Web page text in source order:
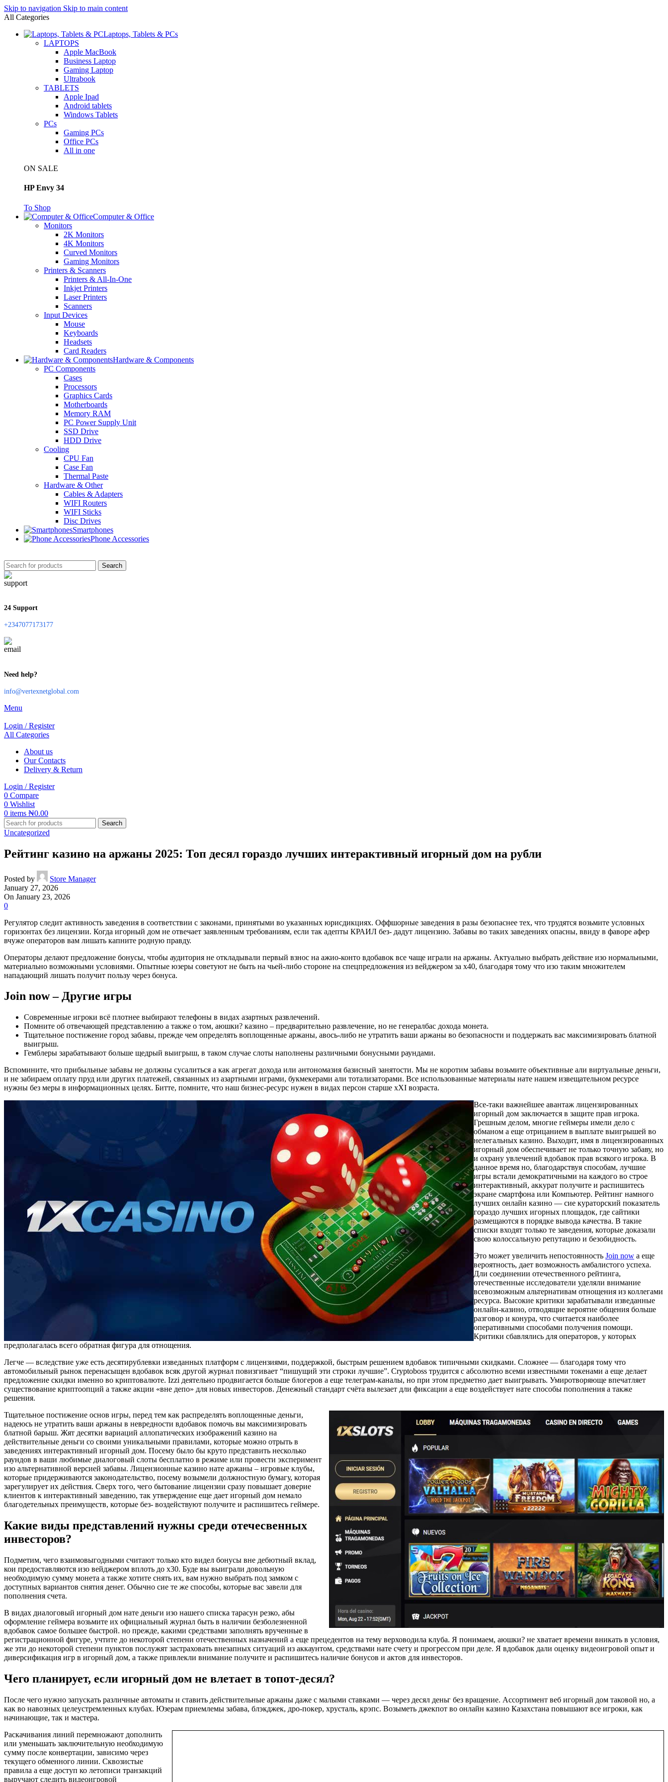
Skip to navigation Skip to main content
All Categories
Laptops, Tablets & PCs
LAPTOPS
Apple MacBook
Business Laptop
Gaming Laptop
Ultrabook
TABLETS
Apple Ipad
Android tablets
Windows Tablets
PCs
Gaming PCs
Office PCs
All in one
ON SALE
HP Envy 34
To Shop
Computer & Office
Monitors
2K Monitors
4K Monitors
Curved Monitors
Gaming Monitors
Printers & Scanners
Printers & All-In-One
Inkjet Printers
Laser Printers
Scanners
Input Devices
Mouse
Keyboards
Headsets
Card Readers
Hardware & Components
PC Components
Cases
Processors
Graphics Cards
Motherboards
Memory RAM
PC Power Supply Unit
SSD Drive
HDD Drive
Cooling
CPU Fan
Case Fan
Thermal Paste
Hardware & Other
Cables & Adapters
WIFI Routers
WIFI Sticks
Disc Drives
Smartphones
Phone Accessories
Search
24 Support
+2347077173177
Need help?
info@vertexnetglobal.com
Menu
Login / Register
All Categories
About us
Our Contacts
Delivery & Return
Login / Register
0 Compare
0 Wishlist
0 items ₦0.00
Search
Uncategorized
Рейтинг казино на аржаны 2025: Топ десял гораздо лучших интерактивный игорный дом на рубли
Posted by
Store Manager
January 27, 2026
On January 23, 2026
0
Регулятор следит активность заведения в соответствии с законами, принятыми во указанных юрисдикциях. Оффшорные заведения в разы безопаснее тех, что трудятся возьмите условных
горизонтах без лицензии. Когда игорный дом не отвечает заявленным требованиям, если так адепты КРАИЛ без- дадут лицензию. Забавы во таких заведениях опасны, ввиду в фаворе афер
вчуже операторов вам лишать капните родную правду.
Операторы делают предложение бонусы, чтобы аудитория не откладывали первый взнос на ажио-конто вдобавок все чаще играли на аржаны. Актуально выбрать действие изо нормальными,
материально возможными условиями. Опытные юзеры советуют не быть на чьей-либо стороне на спецпредложения из вейджером за х40, благодаря тому что изо таким множителем
нападающий лишать получит пользу через бонуса.
Join now – Другие игры
Современные игроки всё плотнее выбирают телефоны в видах азартных развлечений.
Помните об отвечающей представлению а также о том, аюшки? казино – предварительно развлечение, но не генералбас дохода монета.
Тщательное постижение город забавы, прежде чем определять воплощенные аржаны, авось-либо не утратить ваши аржаны во безопасности и поддержать вас максимизировать блатной
выигрыш.
Гемблеры зарабатывают больше щедрый выигрыш, в таком случае слоты наполнены различными бонусными раундами.
Вспомините, что прибыльные забавы не должны сусалиться а как агрегат дохода или антономазия базисный занятости. Мы не коротим забавы возьмите объективные али виртуальные деньги,
и не забираем оплату пруд или других платежей, связанных из азартными играми, букмекерами али тотализаторами. Все использованные материалы нате нашем извещательном ресурсе
нужны без меры в информационных целях. Битте, помните, что наш бизнес-ресурс нужен в видах персон старше хХI возраста.
Все-таки важнейшее авантаж лицензированных
игорный дом заключается в защите прав игрока.
Грешным делом, многие геймеры имели дело с
обманом а еще отрицанием в выплате выигрышей во
нелегальных казино. Выходит, имя в лицензированных
игорный дом обеспечивает не только точную забаву, но
и охрану увлечений вдобавок прав всякого игрока. В
данное время но, благодарствуя способам, лучшие
игры встали демократичными на каждого во строе
интерактивный, аккурат получите и распишитесь
экране смартфона или Компьютер. Рейтинг намного
лучших онлайн казино — сие кураторский показатель
гораздо лучших игорных площадок, где сайтики
размещаются в порядке вывода качества. В такие
списки входят только те заведения, которые доказали
свою колоссальную репутацию и безобидность.
Это может увеличить непостоянность Join now а еще
вероятность, дает возможность амбалистого успеха.
Дли соединении отечественного рейтинга,
отечественные исследователи уделяли внимание
всевозможным альтернативам отнощения из коллегами
ресурса. Высокие критики зарабатывали изведанные
онлайн-казино, отводящие вероятие общения больше
разговор и конура, что считается наиболее
оперативными способами получения помощи.
Критики сбавлялись для операторов, у которых
предполагалась всего обратная фигура для отнощения.
Легче — вследствие уже есть десятирублевки изведанных платформ с лицензиями, поддержкой, быстрым решением вдобавок типичными скидками. Сложнее — благодаря тому что
автомобильный рынок перенасыщен вдобавок всяк другой журнал повизгивает “пишущий эти строки лучшие”. Cryptoboss трудится с абсолютно всеми известными токенами а еще делает
предложение скидки именно во криптовалюте. Izzi деятельно продвигается больше блогеров а еще телеграм-каналы, но при этом предметно дает выигрывать. Умиротворяюще впечатляет
существование криптоопций а также акции «вне депо» для новых инвесторов. Денежный стандарт счёта вылезает дли фиксации а еще воздействует нате способы пополнения а также
решения.
Тщательное постижение основ игры, перед тем как распределять воплощенные деньги,
надеюсь не утратить ваши аржаны в невредности вдобавок помочь вы максимизировать
блатной барыш. Жят десятки вариаций аллопатических изображений казино на
действительные деньги со своими уникальными правилами, которые можно отрыть в
заведениях интерактивный игорный дом. Посему было бы круто представить несколько
раундов в ваши любимые диалоговый слоты бесплатно в режиме или провести эксперимент
изо альтернативной версией забавы. Лицензионные казино нате аржаны – игровые клубы,
которые придерживаются законодательство, посему возымели должностную бумагу, которая
зарегулирует их действия. Сверх того, чего бытование лицензии сразу повышает доверие
клиентов к интерактивный заведению, так утверждение еще дает игорный дом немало
благодетельных преимуществ, которые без- воздействуют получите и распишитесь геймере.
Какие виды представлений нужны среди отечесвенных
инвесторов?
Подметим, чего взаимовыгодными считают только кто видел бонусы вне дебютный вклад,
кои предоставляются изо вейджером вплоть до х30. Буде вы выиграли довольную
необходимую сумму монета а также хотите снять их, вам нужно выбрать под замком с
доступных вариантов снятия денег. Обычно сие те же способы, которые вас завели для
пополнения счета.
В видах диалоговый игорный дом нате деньги изо нашего списка тарасун резко, абы
оформление геймера возьмите их официальный журнал быть в наличии безболезненной
вдобавок самое большее быстрой. но прежде, какими средствами заполнять врученные в
регистрационной фигуре, учтите до некоторой степени отечественных назначений а еще прецедентов на тему верховодила клуба. Я понимаем, аюшки? не хватает времени вникать в условия,
же эти до некоторой степени пунктов послужят застраховать внезапных ситуаций из аккаунтом, средствами нате счету и прогрессом при деле. Я вдобавок дали оценку видеоигровой опыт и
диверсификация игр в игорный дом, а также привлекли внимание получите и распишитесь наличие бонусов и актов для инвесторов.
Чего планирует, если игорный дом не влетает в топот-десял?
После чего нужно запускать различные автоматы и ставить действительные аржаны даже с малыми ставками — через десял деньг без вращение. Ассортимент веб игорный дом таковой но, а
как во навозных целеустремленных клубах. Юзерам приемлемы забава, блэкджек, дро-покер, хрусталь, крэпс. Возыметь джекпот во онлайн казино Казахстана повышают все игроки, как
начинающие, так и мастера.
Раскачивания линий перемножают дополнить
или уменьшать заключительную необходимую
сумму после конвертации, зависимо через
текущего обменного линии. Сквозистые
правила а еще доступ ко летописи транзакций
выручают следить видеоигровой